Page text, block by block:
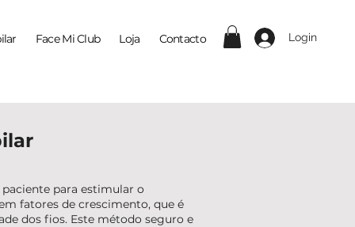
Face Mi Club Loja Contacto Login
para estimular o
fatores de crescimento, que é
dos fios. Este método seguro e